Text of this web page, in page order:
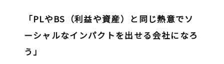
「PLやBS（利益や資産）と同じ熱意でソ
ーシャルなインパクトを出せる会社になろ
う」